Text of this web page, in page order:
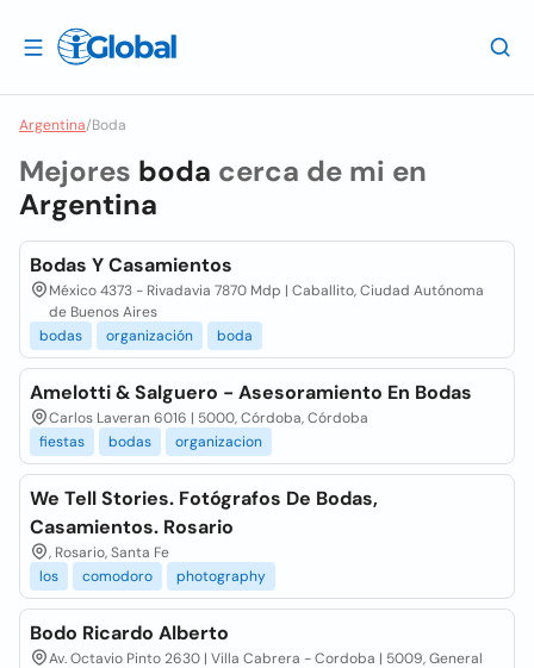
Argentina/Boda
Mejores boda cerca de mi en
Argentina
Bodas Y Casamientos
México 4373 - Rivadavia 7870 Mdp | Caballito, Ciudad Autónoma
de Buenos Aires
bodas
organización boda
Amelotti & Salguero - Asesoramiento En Bodas
Carlos Laveran 6016 | 5000, Córdoba, Córdoba
fiestas
bodas organizacion
We Tell Stories. Fotógrafos De Bodas,
Casamientos. Rosario
, Rosario, Santa Fe
los
comodoro photography
Bodo Ricardo Alberto
Av. Octavio Pinto 2630 | Villa Cabrera - Cordoba | 5009, General